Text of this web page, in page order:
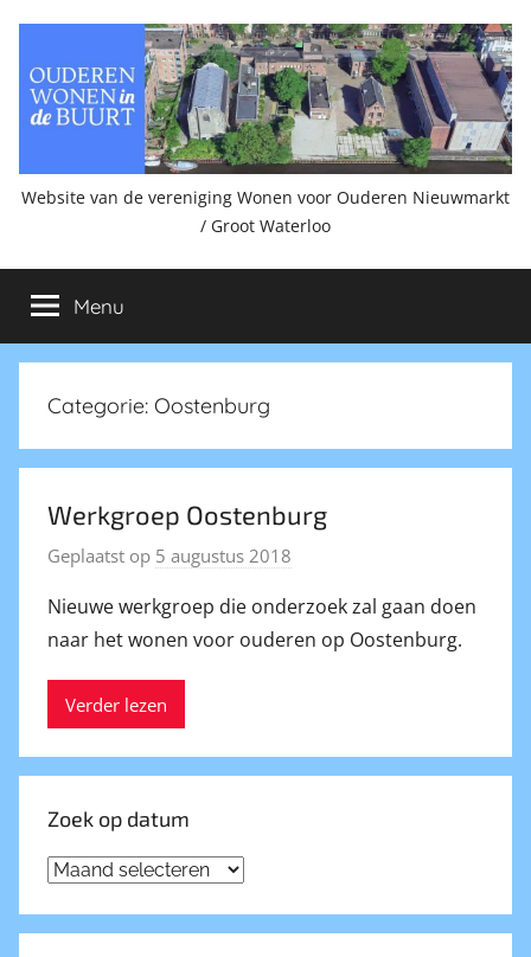
inhoud
Ouderen
wonen
in
de
buurt.
Website van de vereniging Wonen voor Ouderen Nieuwmarkt
/ Groot Waterloo
Menu
Categorie: Oostenburg
Werkgroep Oostenburg
Geplaatst op 5 augustus 2018
o
r
x
Nieuwe werkgroep die onderzoek zal gaan doen
naar het wonen voor ouderen op Oostenburg.
Verder lezen
Zoek op datum
Zoek
datum